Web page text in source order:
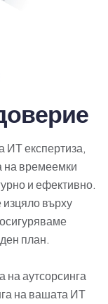
ИТ експертиза,
на времеемки
и ефективно.
върху
план.
на аутсорсинга
на вашата ИТ